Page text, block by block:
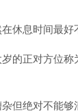
休息时间最好
的正对方位称
但绝对不能